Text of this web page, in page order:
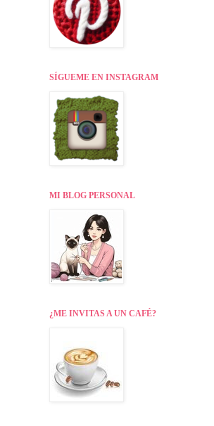
SÍGUEME EN INSTAGRAM
MI BLOG PERSONAL
¿ME INVITAS A UN CAFÉ?